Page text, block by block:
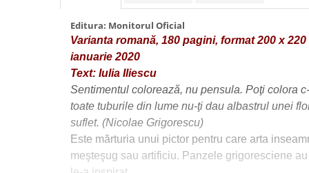
Editura: Monitorul Oficial
Varianta romană, 180 pagini, format 200 x
ianuarie 2020
Text: Iulia Iliescu
Sentimentul colorează, nu pensula. Poţi colora
toate tuburile din lume nu-ţi dau albastrul unei
suflet. (Nicolae Grigorescu)
Este mărturia unui pictor pentru care arta
meşteşug sau artificiu. Panzele grigoresciene